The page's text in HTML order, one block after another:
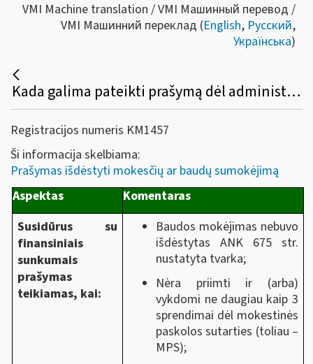
VMI Machine translation / VMI Машинный перевод /
VMI Машинний переклад (English, Русский,
Українська)
Kada galima pateikti prašymą dėl administracinių baudų sumokėjimo išdėstymo? Kokia prašymo pateikimo tvarka ir koks sprendimo priėmimo terminas?
Registracijos numeris KM1457
Ši informacija skelbiama:
Prašymas išdėstyti mokesčių ar baudų sumokėjimą
Aspektas
Komentaras
Susidūrus su
finansiniais
sunkumais
prašymas
teikiamas, kai:
Baudos mokėjimas nebuvo
išdėstytas ANK 675 str.
nustatyta tvarka;
Nėra priimti ir (arba)
vykdomi ne daugiau kaip 3
sprendimai dėl mokestinės
paskolos sutarties (toliau –
MPS);